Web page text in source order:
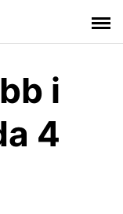
i
4